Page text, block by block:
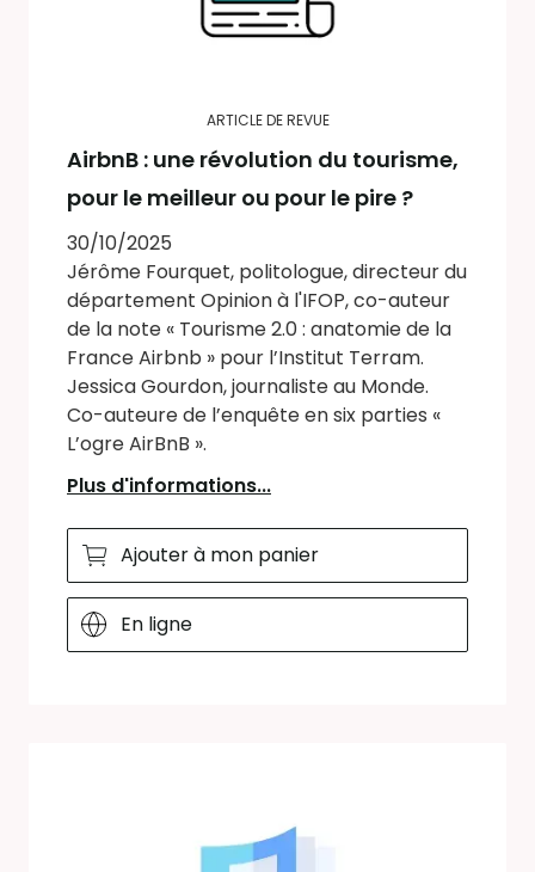
ARTICLE DE REVUE
AirbnB : une révolution du tourisme,
pour le meilleur ou pour le pire ?
30/10/2025
Jérôme Fourquet, politologue, directeur du
département Opinion à l'IFOP, co-auteur
de la note « Tourisme 2.0 : anatomie de la
France Airbnb » pour l’Institut Terram.
Jessica Gourdon, journaliste au Monde.
Co-auteure de l’enquête en six parties «
L’ogre AirBnB ».
Plus d'informations...
Ajouter à mon panier
En ligne